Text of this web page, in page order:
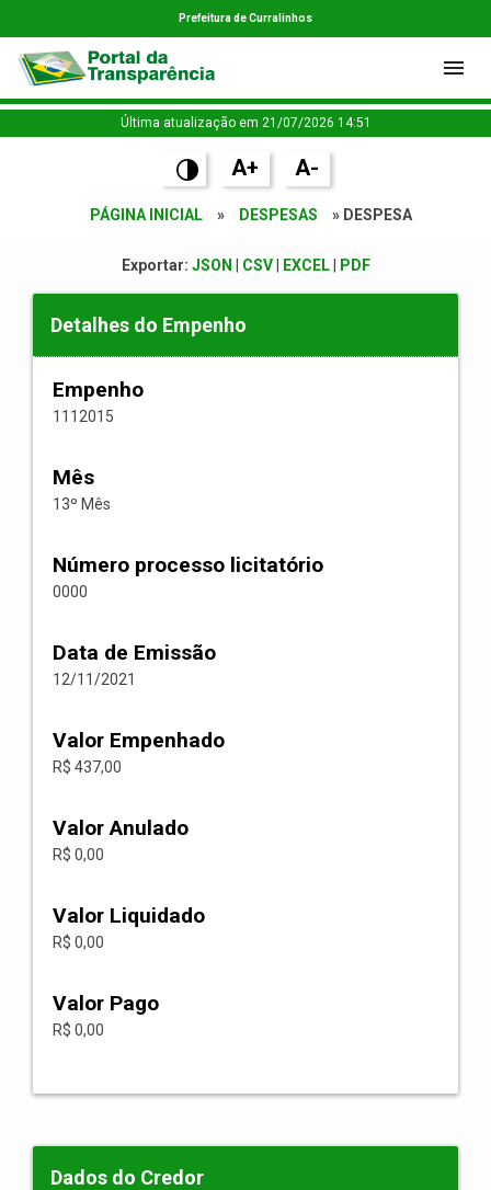
Prefeitura de Curralinhos
Última atualização em 21/07/2026 14:51
A+ A-
PÁGINA INICIAL » DESPESAS » DESPESA
Exportar: JSON CSV| EXCEL| PDF
Detalhes do Empenho
Empenho
1112015
Mês
13º Mês
Número processo licitatório
0000
Data de Emissão
12/11/2021
Valor Empenhado
R$ 437,00
Valor Anulado
R$ 0,00
Valor Liquidado
R$ 0,00
Valor Pago
R$ 0,00
Dados do Credor